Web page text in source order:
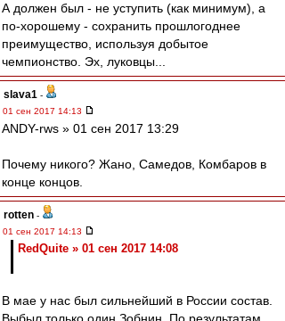
А должен был - не уступить (как минимум), а
по-хорошему - сохранить прошлогоднее
преимущество, используя добытое
чемпионство. Эх, луковцы...
slava1 -
01 сен 2017 14:13
ANDY-rws » 01 сен 2017 13:29
Почему никого? Жано, Самедов, Комбаров в
конце концов.
rotten -
01 сен 2017 14:13
RedQuite » 01 сен 2017 14:08
В мае у нас был сильнейший в России состав.